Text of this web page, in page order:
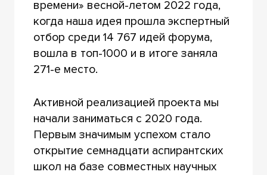
времени» весной-летом 2022 года,
когда наша идея прошла экспертный
отбор среди 14 767 идей форума,
вошла в топ-1000 и в итоге заняла
271-е место.
Активной реализацией проекта мы
начали заниматься с 2020 года.
Первым значимым успехом стало
открытие семнадцати аспирантских
школ на базе совместных научных